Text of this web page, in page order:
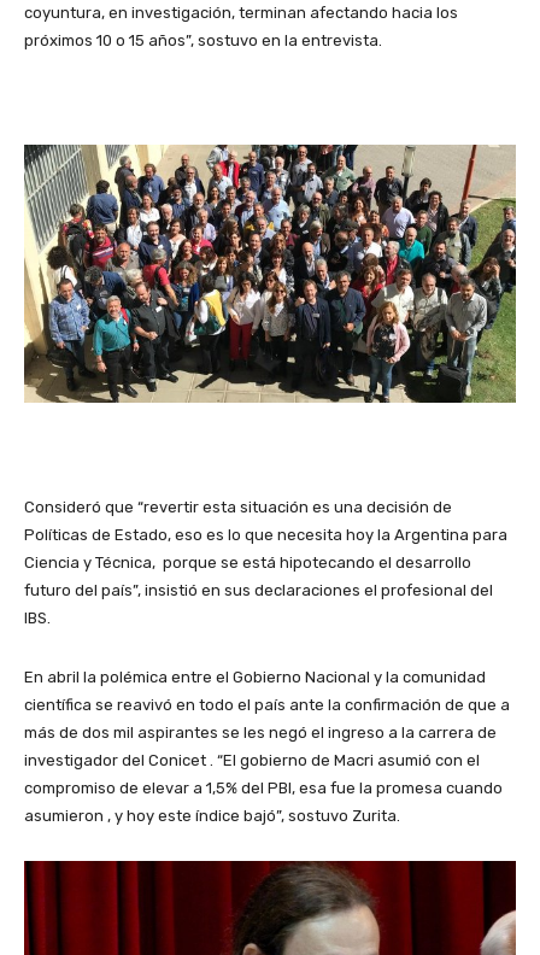
coyuntura, en investigación, terminan afectando hacia los
próximos 10 o 15 años”, sostuvo en la entrevista.
Consideró que “revertir esta situación es una decisión de
Políticas de Estado, eso es lo que necesita hoy la Argentina para
Ciencia y Técnica, porque se está hipotecando el desarrollo
futuro del país”, insistió en sus declaraciones el profesional del
IBS.
En abril la polémica entre el Gobierno Nacional y la comunidad
científica se reavivó en todo el país ante la confirmación de que a
más de dos mil aspirantes se les negó el ingreso a la carrera de
investigador del Conicet . “El gobierno de Macri asumió con el
compromiso de elevar a 1,5% del PBI, esa fue la promesa cuando
asumieron , y hoy este índice bajó”, sostuvo Zurita.